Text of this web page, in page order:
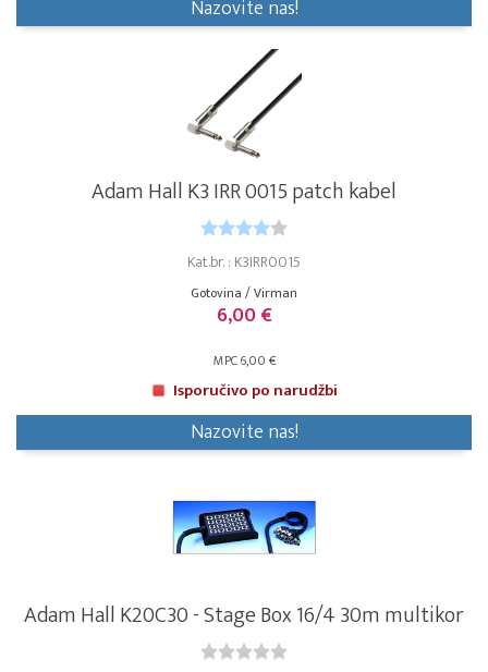
Nazovite nas!
Adam Hall K3 IRR 0015 patch kabel
Kat.br. : K3IRR0015
Gotovina / Virman
6,00 €
MPC 6,00 €
Isporučivo po narudžbi
Nazovite nas!
Adam Hall K20C30 - Stage Box 16/4 30m multikor